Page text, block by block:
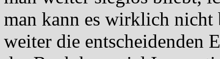
man kann es wirklich nicht
weiter die entscheidenden